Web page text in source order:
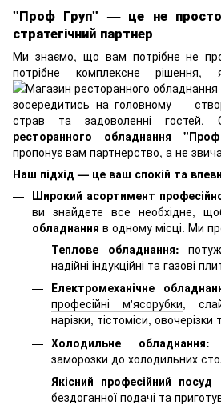
"Проф Груп" — це не
стратегічний партнер
Ми знаємо, що вам потрібне не
потрібне комплексне рішення,
зосередитись на головному —
страв та задоволенні
ресторанного обладнання
пропонує вам партнерство, а не
Наш підхід — це ваш спокій та
Широкий асортимент
ви знайдете все необхідне,
обладнання в одному місці. Ми
Теплове обладнання:
надійні індукційні та газові
Електромеханічне
професійні м'ясорубки,
нарізки, тістоміси, овочерізки
Холодильне обладнання:
заморозки до холодильних
Якісний професійний
бездоганної подачі та